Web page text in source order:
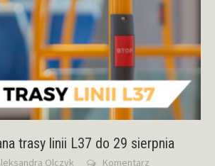
trasy linii L37 do 29 sierpnia
Olczyk Komentarz